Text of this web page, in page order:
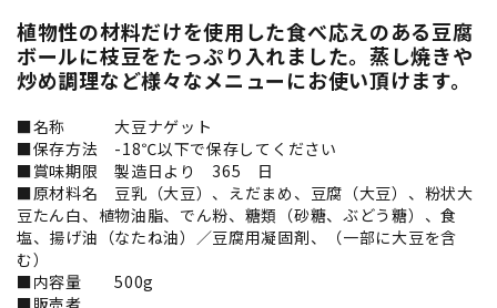
植物性の材料だけを使用した食べ応えのある豆腐
ボールに枝豆をたっぷり入れました。蒸し焼きや
炒め調理など様々なメニューにお使い頂けます。
■名称 大豆ナゲット
■保存方法 -18℃以下で保存してください
■賞味期限 製造日より 365 日
■原材料名 豆乳（大豆）、えだまめ、豆腐（大豆）、粉状大
豆たん白、植物油脂、でん粉、糖類（砂糖、ぶどう糖）、食
塩、揚げ油（なたね油）／豆腐用凝固剤、（一部に大豆を含
む）
■内容量 500g
■販売者